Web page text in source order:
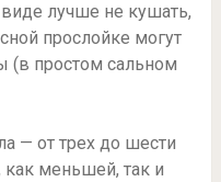
лучше не кушать,
прослойке могут
(в простом сальном
— от трех до шести
как меньшей, так и